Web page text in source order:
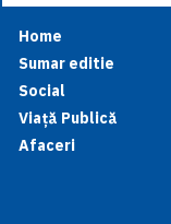
Home
Sumar editie
Social
Viață Publică
Afaceri